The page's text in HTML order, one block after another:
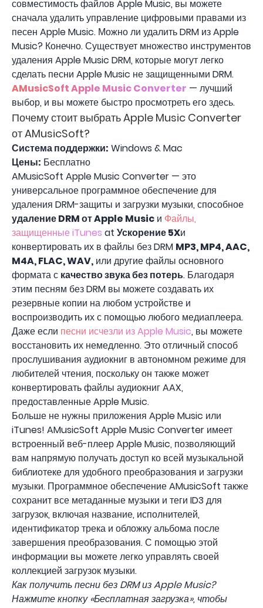
совместимость файлов Apple Music, вы можете
сначала удалить управление цифровыми правами из
песен Apple Music. Можно ли удалить DRM из Apple
Music? Конечно. Существует множество инструментов
удаления Apple Music DRM, которые могут легко
сделать песни Apple Music не защищенными DRM.
AMusicSoft Apple Music Converter — лучший
выбор, и вы можете быстро просмотреть его здесь.
Почему стоит выбрать Apple Music Converter
от AMusicSoft?
Система поддержки: Windows & Mac
Цены: Бесплатно
AMusicSoft Apple Music Converter — это
универсальное программное обеспечение для
удаления DRM-защиты и загрузки музыки, способное
удаление DRM от Apple Music и Файлы,
защищенные iTunes at Ускорение 5Xи
конвертировать их в файлы без DRM MP3, MP4, AAC,
M4A, FLAC, WAV, или другие файлы основного
формата с качество звука без потерь. Благодаря
этим песням без DRM вы можете создавать их
резервные копии на любом устройстве и
воспроизводить их с помощью любого медиаплеера.
Даже если песни исчезли из Apple Music, вы можете
восстановить их немедленно. Это отличный способ
прослушивания аудиокниг в автономном режиме для
любителей чтения, поскольку он также может
конвертировать файлы аудиокниг AAX,
предоставленные Apple Music.
Больше не нужны приложения Apple Music или
iTunes! AMusicSoft Apple Music Converter имеет
встроенный веб-плеер Apple Music, позволяющий
вам напрямую получать доступ ко всей музыкальной
библиотеке для удобного преобразования и загрузки
музыки. Программное обеспечение AMusicSoft также
сохранит все метаданные музыки и теги ID3 для
загрузок, включая название, исполнителей,
идентификатор трека и обложку альбома после
завершения преобразования. С помощью этой
информации вы можете легко управлять своей
коллекцией загрузок музыки.
Как получить песни без DRM из Apple Music?
Нажмите кнопку «Бесплатная загрузка», чтобы